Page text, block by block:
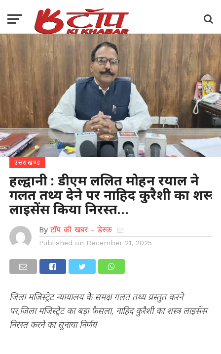
उत्तराखण्ड
हल्द्वानी : डीएम ललित मोहन रयाल ने
गलत तथ्य देने पर नाहिद कुरैशी का शस्त्र
लाइसेंस किया निरस्त…
By टॉप की खबर - डेस्क
Published on December 21, 2025
जिला मजिस्ट्रेट न्यायालय के समक्ष गलत तथ्य प्रस्तुत करने
पर,जिला मजिस्ट्रेट का बड़ा फैसला, नाहिद कुरैशी का शस्त्र लाइसेंस
निरस्त करने का सुनाया निर्णय